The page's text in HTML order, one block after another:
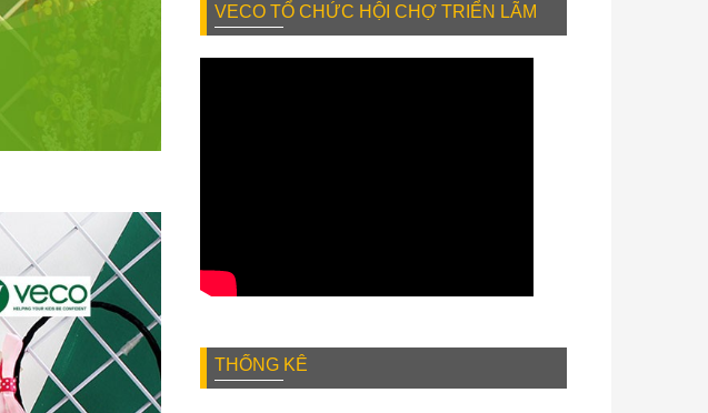
VECO TỔ CHỨC HỘI CHỢ TRIỂN LÃM
THỐNG KÊ